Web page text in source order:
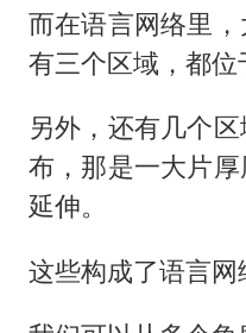
而在语言网络里
有三个区域，都位
另外，还有几个
布，那是一大片
延伸。
这些构成了语言网